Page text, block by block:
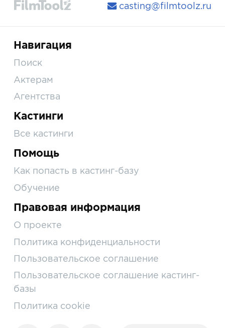
casting@filmtoolz.ru
Навигация
Поиск
Актерам
Агентства
Кастинги
Все кастинги
Помощь
Как попасть в кастинг-базу
Обучение
Правовая информация
О проекте
Политика конфиденциальности
Пользовательское соглашение
Пользовательское соглашение кастинг-
базы
Политика cookie